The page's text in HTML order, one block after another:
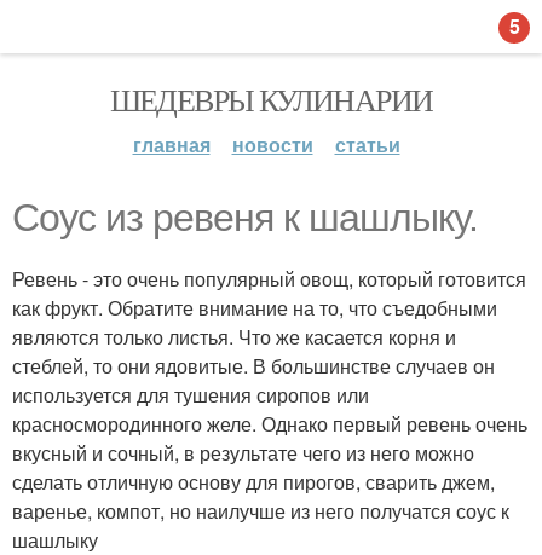
ШЕДЕВРЫ КУЛИНАРИИ
главная новости статьи
Соус из ревеня к шашлыку.
Ревень - это очень популярный овощ, который готовится
как фрукт. Обратите внимание на то, что съедобными
являются только листья. Что же касается корня и
стеблей, то они ядовитые. В большинстве случаев он
используется для тушения сиропов или
красносмородинного желе. Однако первый ревень очень
вкусный и сочный, в результате чего из него можно
сделать отличную основу для пирогов, сварить джем,
варенье, компот, но наилучше из него получатся соус к
шашлыку
5